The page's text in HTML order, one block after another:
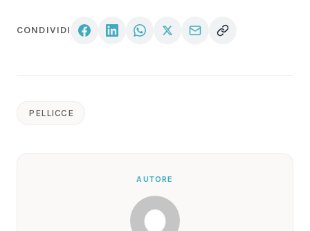
CONDIVIDI
PELLICCE
AUTORE